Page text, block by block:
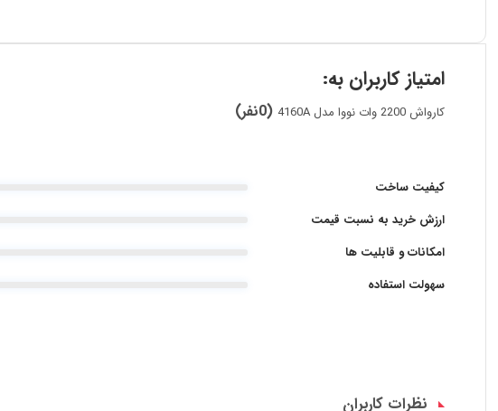
امتیاز کاربران به:
کارواش 2200 وات نووا مدل 4160A (0نفر)
کیفیت ساخت
ارزش خرید به نسبت قیمت
امکانات و قابلیت ها
سهولت استفاده
نظرات کاربران